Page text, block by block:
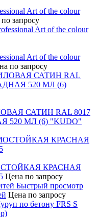
Art of the colour
запросу
Art of the colour
по запросу
САТИН RAL 8017
МЛ (6) "KUDO"
КРАСНАЯ
Цена по запросу
Быстрый просмотр
Цена по запросу